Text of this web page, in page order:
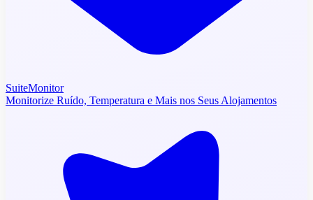
SuiteMonitor
Monitorize Ruído, Temperatura e Mais nos Seus Alojamentos